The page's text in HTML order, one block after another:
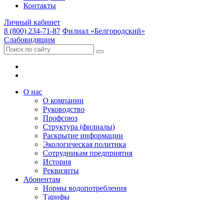
Контакты
Личный кабинет
8 (800) 234-71-87 Филиал «Белгородский»
Слабовидящим
О нас
О компании
Руководство
Профсоюз
Структура (филиалы)
Раскрытие информации
Экологическая политика
Сотрудникам предприятия
История
Реквизиты
Абонентам
Нормы водопотребления
Тарифы